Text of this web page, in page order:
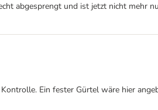
abgesprengt und ist jetzt nicht mehr
Ein fester Gürtel wäre hier